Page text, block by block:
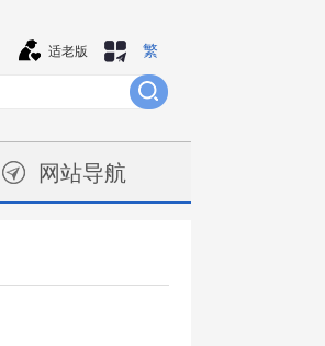
繁
适老版
网站导航